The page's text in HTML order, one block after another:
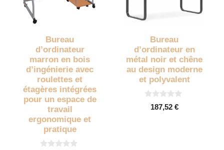
Bureau
d’ordinateur
marron en bois
d’ingénierie avec
roulettes et
étagères intégrées
pour un espace de
travail
ergonomique et
pratique
Bureau
d’ordinateur en
métal noir et chêne
au design moderne
et polyvalent
s187,52 €